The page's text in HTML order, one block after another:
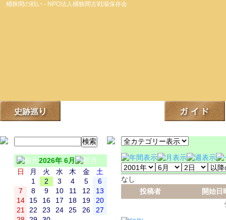
桶狭間の戦い - NPO法人桶狭間古戦場保存会
2026年 6月
日
月 火 水 木 金
土
1
2 3 4 5
6
7
8 9 10 11 12
13
14
15 16 17 18 19
20
21
22 23 24 25 26
27
なし
投稿者
開始日